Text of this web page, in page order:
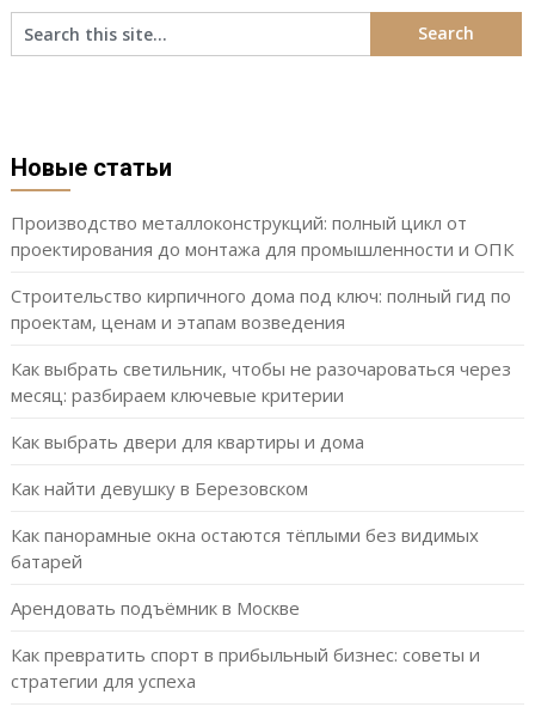
Новые статьи
Производство металлоконструкций: полный цикл от
проектирования до монтажа для промышленности и ОПК
Строительство кирпичного дома под ключ: полный гид по
проектам, ценам и этапам возведения
Как выбрать светильник, чтобы не разочароваться через
месяц: разбираем ключевые критерии
Как выбрать двери для квартиры и дома
Как найти девушку в Березовском
Как панорамные окна остаются тёплыми без видимых
батарей
Арендовать подъёмник в Москве
Как превратить спорт в прибыльный бизнес: советы и
стратегии для успеха